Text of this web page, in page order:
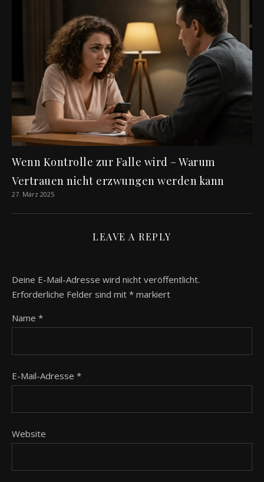
Wenn Kontrolle zur Falle wird – Warum
Vertrauen nicht erzwungen werden kann
27. März 2025
LEAVE A REPLY
Deine E-Mail-Adresse wird nicht veröffentlicht.
Erforderliche Felder sind mit * markiert
Name *
E-Mail-Adresse *
Website